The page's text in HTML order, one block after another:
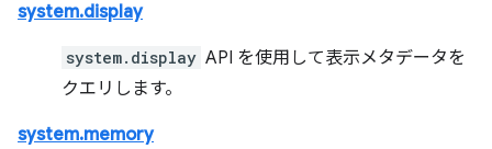
system.display
system.display API を使用して表示メタデータを
クエリします。
system.memory